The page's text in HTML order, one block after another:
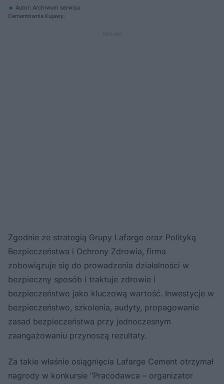
Autor: Archiwum serwisu
Cementownia Kujawy.
Zgodnie ze strategią Grupy Lafarge oraz Polityką
Bezpieczeństwa i Ochrony Zdrowia, firma
zobowiązuje się do prowadzenia działalności w
bezpieczny sposób i traktuje zdrowie i
bezpieczeństwo jako kluczową wartość. Inwestycje w
bezpieczeństwo, szkolenia, audyty, propagowanie
zasad bezpieczeństwa przy jednoczesnym
zaangażowaniu przynoszą rezultaty.
Za takie właśnie osiągnięcia Lafarge Cement otrzymał
nagrody w konkursie “Pracodawca – organizator